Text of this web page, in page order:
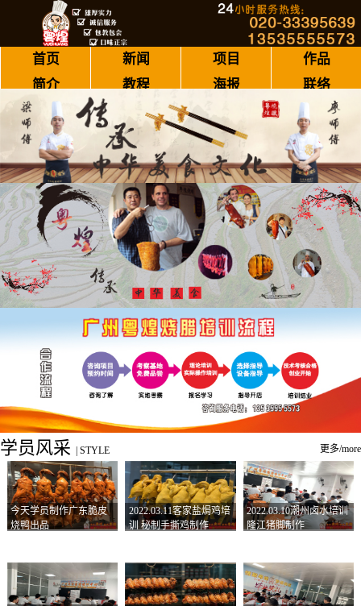
首页 新闻 项目
作品
简介
教程 海报 联络
学员风采 STYLE 更多/more
今天学员制作广东脆皮
烧鸭出品
2022.03.11客家盐焗鸡培
训 秘制手撕鸡制作
2022.03.10潮州卤水培训
隆江猪脚制作